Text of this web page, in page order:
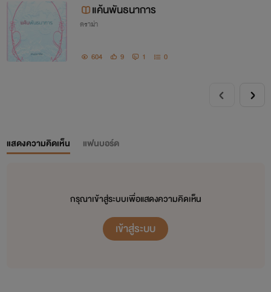
แค้นพันธนาการ
ดราม่า
604 9 1 0
แสดงความคิดเห็น แฟนบอร์ด
กรุณาเข้าสู่ระบบเพื่อแสดงความคิดเห็น
เข้าสู่ระบบ